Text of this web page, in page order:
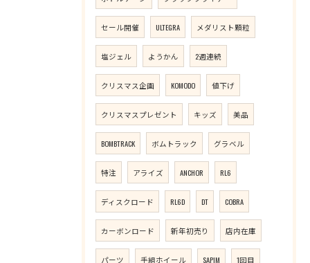
セール開催 ULTEGRA メダリスト顆粒
塩ジェル ようかん 2週連続
クリスマス企画 KOMODO 値下げ
クリスマスプレゼント キッズ 美品
BOMBTRACK ボムトラック グラベル
特注 アライズ ANCHOR RL6
ディスクロード RL6D DT COBRA
カーボンロード 新年初売り 店内在庫
パーツ 手組ホイール SAPIM 1回目